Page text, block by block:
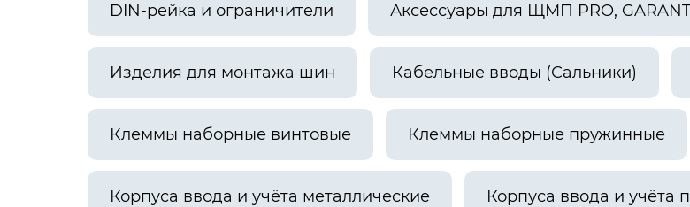
DIN-рейка и ограничители Аксессуары для ЩМП PRO, GARANT
Изделия для монтажа шин Кабельные вводы (Сальники)
Клеммы наборные винтовые Клеммы наборные пружинные
Корпуса ввода и учёта металлические Корпуса ввода и учёта